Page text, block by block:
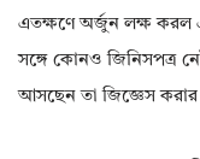
এতক্ষণে অর্জুন লক্ষ করল
সঙ্গে কোনও জিনিসপত্র
আসছেন তা জিজ্ঞেস করার